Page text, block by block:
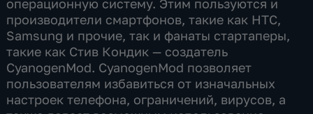
операционную систему. Этим пользуются и
производители смартфонов, такие как HTC,
Samsung и прочие, так и фанаты стартаперы,
такие как Стив Кондик — создатель
CyanogenMod. CyanogenMod позволяет
пользователям избавиться от изначальных
настроек телефона, ограничений, вирусов, а